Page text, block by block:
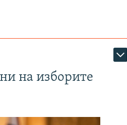
на изборите